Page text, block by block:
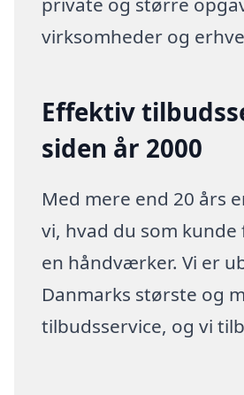
virksomheder og
Effektiv
siden år 2000
Med mere end 20 års
vi, hvad du som
en håndværker. Vi er
Danmarks største og
tilbudsservice, og vi